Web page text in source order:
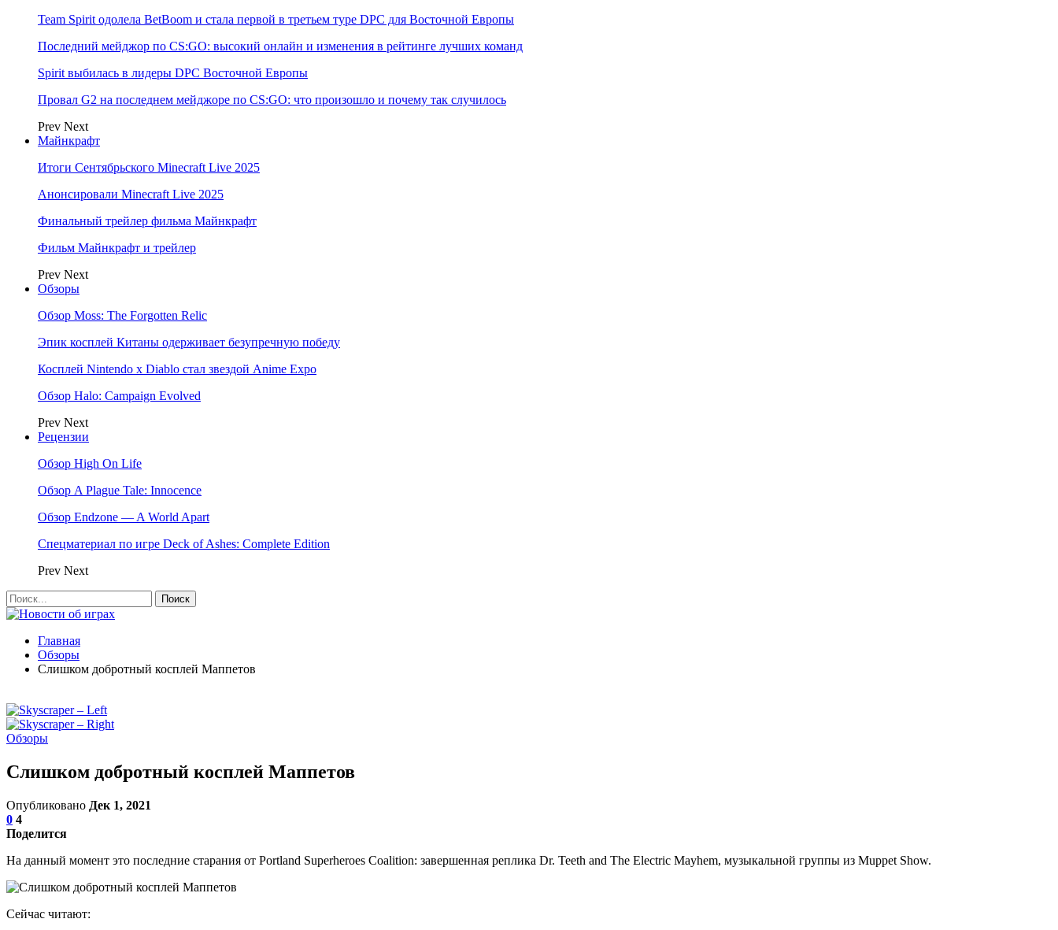
Team Spirit одолела BetBoom и стала первой в третьем туре DPC для Восточной Европы
Последний мейджор по CS:GO: высокий онлайн и изменения в рейтинге лучших команд
Spirit выбилась в лидеры DPC Восточной Европы
Провал G2 на последнем мейджоре по CS:GO: что произошло и почему так случилось
Prev Next
Майнкрафт
Итоги Сентябрьского Minecraft Live 2025
Анонсировали Minecraft Live 2025
Финальный трейлер фильма Майнкрафт
Фильм Майнкрафт и трейлер
Prev Next
Обзоры
Обзор Moss: The Forgotten Relic
Эпик косплей Китаны одерживает безупречную победу
Косплей Nintendo x Diablo стал звездой Anime Expo
Обзор Halo: Campaign Evolved
Prev Next
Рецензии
Обзор High On Life
Обзор A Plague Tale: Innocence
Обзор Endzone — A World Apart
Спецматериал по игре Deck of Ashes: Complete Edition
Prev Next
Главная
Обзоры
Слишком добротный косплей Маппетов
Обзоры
Слишком добротный косплей Маппетов
Опубликовано Дек 1, 2021
0 4
Поделится
На данный момент это последние старания от Portland Superheroes Coalition: завершенная реплика Dr. Teeth and The Electric Mayhem, музыкальной группы из Muppet Show.
Сейчас читают: